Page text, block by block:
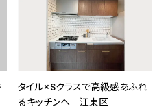
タイル×Sクラスで高級感あふれ
るキッチンへ｜江東区